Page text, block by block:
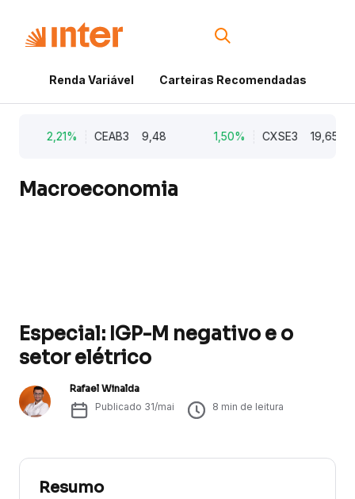
Renda Variável Carteiras Recomendadas
2,21% CEAB3 9,48 1,50% CXSE3 19,65
Macroeconomia
Especial: IGP-M negativo e o
setor elétrico
Rafael Winalda
Publicado 31/mai 8 min de leitura
Resumo